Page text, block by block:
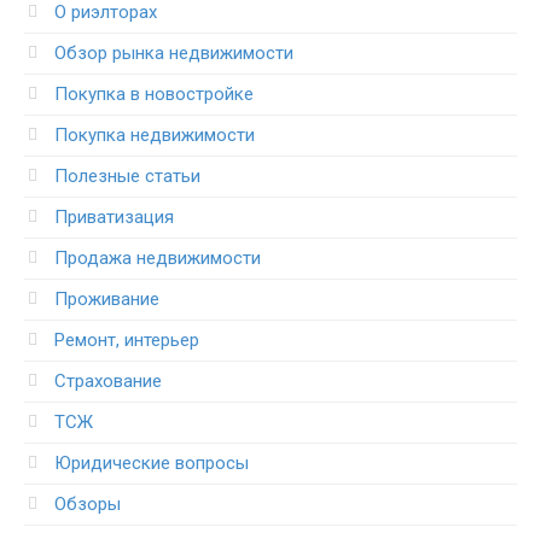
О риэлторах
Обзор рынка недвижимости
Покупка в новостройке
Покупка недвижимости
Полезные статьи
Приватизация
Продажа недвижимости
Проживание
Ремонт, интерьер
Страхование
ТСЖ
Юридические вопросы
Обзоры